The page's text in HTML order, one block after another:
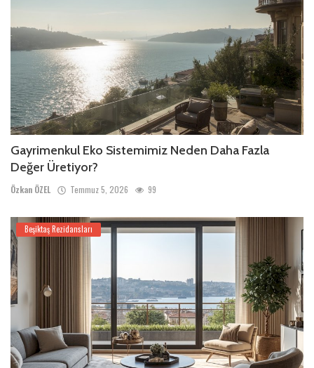
Gayrimenkul Eko Sistemimiz Neden Daha Fazla
Değer Üretiyor?
Özkan ÖZEL Temmuz 5, 2026 99
Beşiktaş Rezidansları